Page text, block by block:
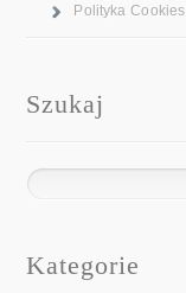
Polityka Cookies
Szukaj
Kategorie